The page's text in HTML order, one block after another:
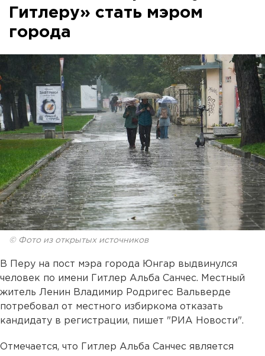
Гитлеру» стать мэром
города
© Фото из открытых источников
В Перу на пост мэра города Юнгар выдвинулся
человек по имени Гитлер Альба Санчес. Местный
житель Ленин Владимир Родригес Вальверде
потребовал от местного избиркома отказать
кандидату в регистрации, пишет "РИА Новости".
Отмечается, что Гитлер Альба Санчес является